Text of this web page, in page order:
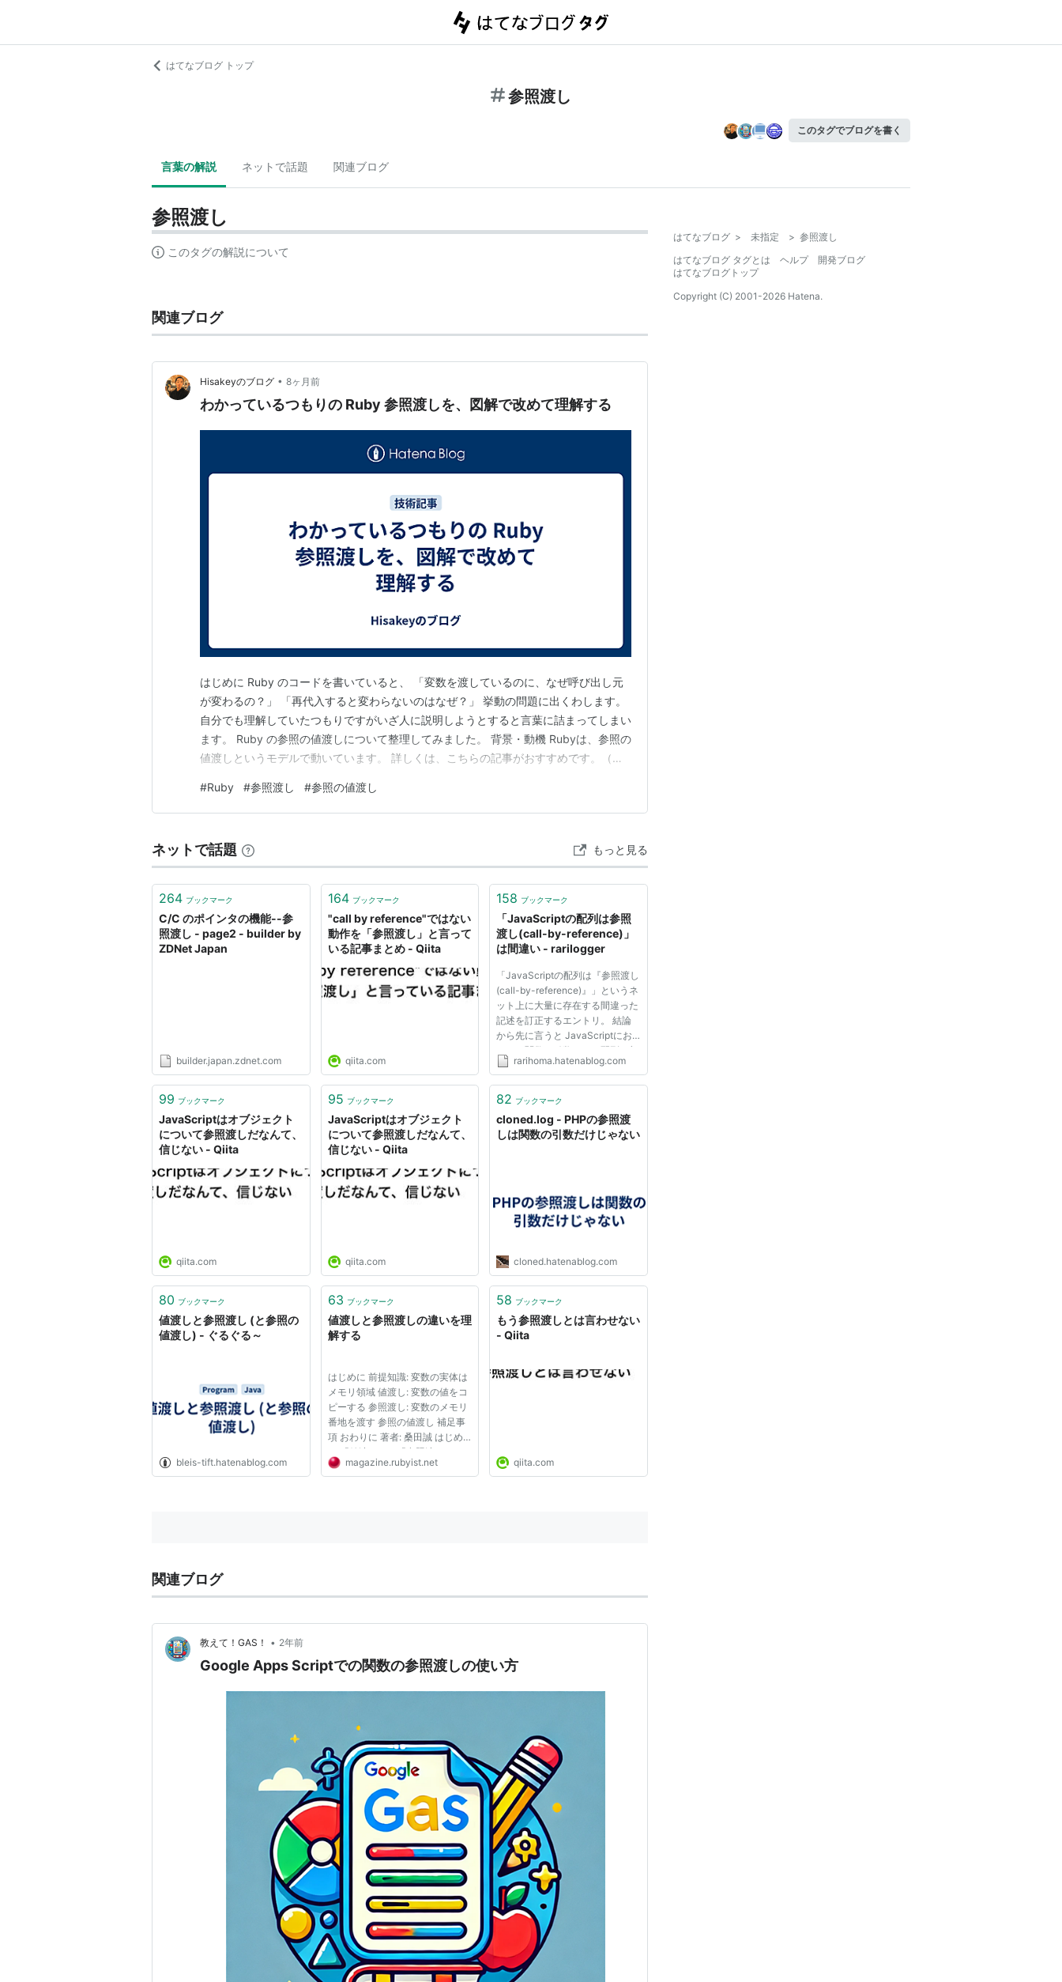
はてなブログ トップ
参照渡し
このタグでブログを書く
言葉の解説 ネットで話題 関連ブログ
参照渡し
このタグの解説について
関連ブログ
Hisakeyのブログ • 8ヶ月前
わかっているつもりの Ruby 参照渡しを、図解で改めて理解する
はじめに Ruby のコードを書いていると、 「変数を渡しているのに、なぜ呼び出し元
が変わるの？」 「再代入すると変わらないのはなぜ？」 挙動の問題に出くわします。
自分でも理解していたつもりですがいざ人に説明しようとすると言葉に詰まってしまい
ます。 Ruby の参照の値渡しについて整理してみました。 背景・動機 Rubyは、参照の
値渡しというモデルで動いています。 詳しくは、こちらの記事がおすすめです。（む
ケースが、 配列に破壊的操作をしたら呼び出し元も変わる でも再代入したら呼び出し
元には影…
#Ruby #参照渡し #参照の値渡し
ネットで話題 もっと見る
264 ブックマーク
C/C のポインタの機能--参
照渡し - page2 - builder by
ZDNet Japan
builder.japan.zdnet.com
164 ブックマーク
"call by reference"ではない
動作を「参照渡し」と言って
いる記事まとめ - Qiita
qiita.com
158 ブックマーク
「JavaScriptの配列は参照
渡し(call-by-reference)」
は間違い - rarilogger
「JavaScriptの配列は『参照渡し
(call-by-reference)』」というネ
ット上に大量に存在する間違った
記述を訂正するエントリ。 結論
から先に言うと JavaScriptにお
いて、関数の引数として配列を与
えた場合、『参照の値渡し』にな
『参照渡し(call-by-reference)』
rarihoma.hatenablog.com
99 ブックマーク
JavaScriptはオブジェクト
について参照渡しだなんて、
信じない - Qiita
qiita.com
95 ブックマーク
JavaScriptはオブジェクト
について参照渡しだなんて、
信じない - Qiita
qiita.com
82 ブックマーク
cloned.log - PHPの参照渡
しは関数の引数だけじゃない
cloned.hatenablog.com
80 ブックマーク
値渡しと参照渡し (と参照の
値渡し) - ぐるぐる～
bleis-tift.hatenablog.com
63 ブックマーク
値渡しと参照渡しの違いを理
解する
はじめに 前提知識: 変数の実体は
メモリ領域 値渡し: 変数の値をコ
ピーする 参照渡し: 変数のメモリ
番地を渡す 参照の値渡し 補足事
項 おわりに 著者: 桑田誠 はじめ
に 「値渡し」と「参照渡し」と
は、関数やメソッドにおける引数
magazine.rubyist.net
58 ブックマーク
もう参照渡しとは言わせない
- Qiita
qiita.com
関連ブログ
教えて！GAS！ • 2年前
Google Apps Scriptでの関数の参照渡しの使い方
はてなブログ > 未指定 > 参照渡し
はてなブログ タグとは
ヘルプ
開発ブログ
はてなブログトップ
Copyright (C) 2001-2026 Hatena.